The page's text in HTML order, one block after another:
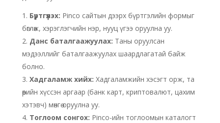
Бүртгүүлэх: Pinco сайтын дээрх бүртгэлийн формыг
бөглөж, хэрэглэгчийн нэр, нууц үгээ оруулна уу.
Данс баталгаажуулах: Таны оруулсан
мэдээллийг баталгаажуулах шаардлагатай байж
болно.
Хадгаламж хийх: Хадгаламжийн хэсэгт орж, та
өөрийн хүссэн аргаар (банк карт, криптовалют, цахим
хэтэвч) мөнгө оруулна уу.
Тоглоом сонгох: Pinco-ийн тоглоомын каталогт